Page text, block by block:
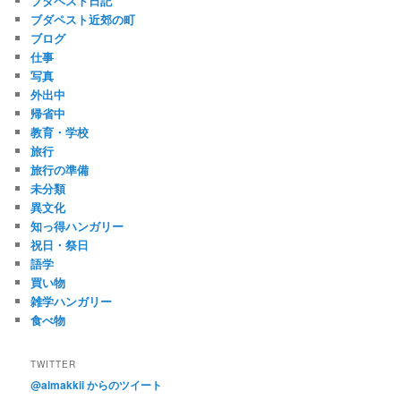
ブダペスト近郊の町
ブログ
仕事
写真
外出中
帰省中
教育・学校
旅行
旅行の準備
未分類
異文化
知っ得ハンガリー
祝日・祭日
語学
買い物
雑学ハンガリー
食べ物
TWITTER
@almakkii からのツイート